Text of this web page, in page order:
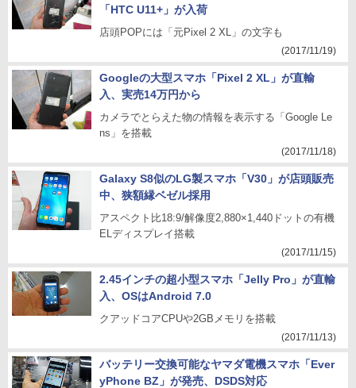
「HTC U11+」が入荷
店頭POPには「元Pixel 2 XL」の文字も
(2017/11/19)
Googleの大型スマホ「Pixel 2 XL」が直輸
入、実売14万円から
カメラでとらえた物の情報を表示する「Google Le
ns」を搭載
(2017/11/18)
Galaxy S8似のLG製スマホ「V30」が店頭販売
中、狭額縁ベゼル採用
アスペクト比18:9/解像度2,880×1,440ドットの有機
ELディスプレイ搭載
(2017/11/15)
2.45インチの超小型スマホ「Jelly Pro」が直輸
入、OSはAndroid 7.0
クアッドコアCPUや2GBメモリを搭載
(2017/11/13)
バッテリー交換可能なヤマダ電機スマホ「Ever
yPhone BZ」が発売、DSDS対応